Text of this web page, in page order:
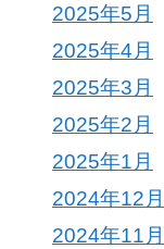
2025年5月
2025年4月
2025年3月
2025年2月
2025年1月
2024年12月
2024年11月